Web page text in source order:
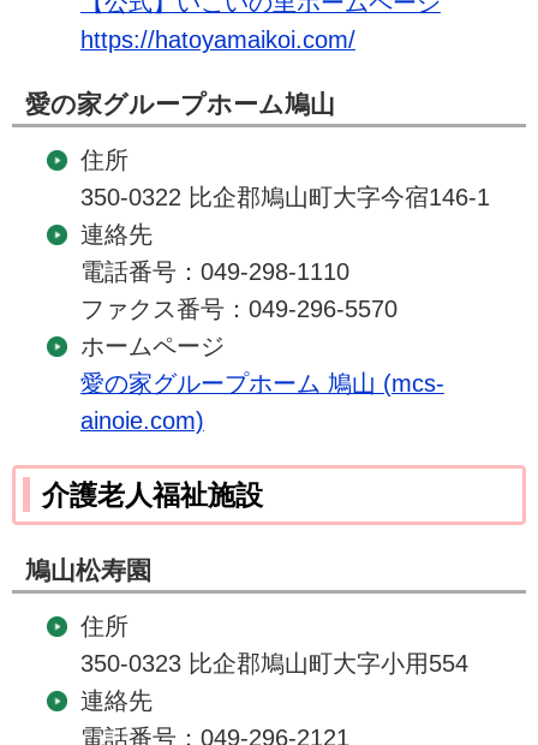
https://hatoyamaikoi.com/
愛の家グループホーム鳩山
住所
350-0322 比企郡鳩山町大字今宿146-1
連絡先
電話番号：049-298-1110
ファクス番号：049-296-5570
ホームページ
愛の家グループホーム 鳩山 (mcs-
ainoie.com)
介護老人福祉施設
鳩山松寿園
住所
350-0323 比企郡鳩山町大字小用554
連絡先
電話番号：049-296-2121